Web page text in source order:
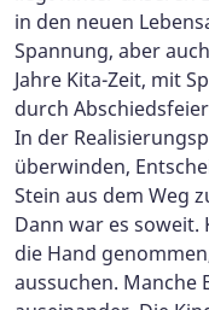
in den neuen
Spannung, aber
Jahre Kita-Zeit, mit
durch
In der
überwinden,
Stein aus dem Weg
Dann war es soweit.
die Hand
aussuchen. Manche